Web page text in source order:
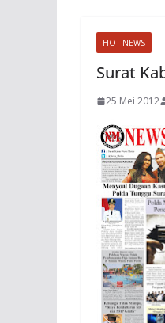
HOT NEWS
Surat
25 Mei 2012